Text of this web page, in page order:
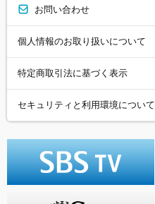
お問い合わせ
個人情報のお取り扱いについて
特定商取引法に基づく表示
セキュリティと利用環境について